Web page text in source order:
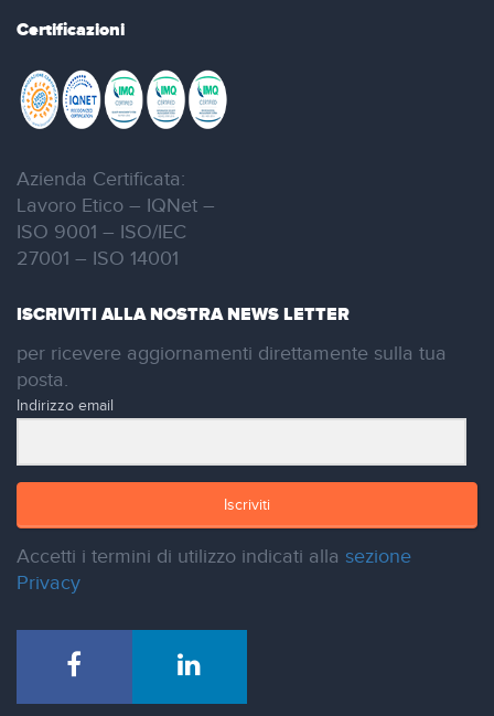
Certificazioni
Azienda Certificata:
Lavoro Etico – IQNet –
ISO 9001 – ISO/IEC
27001 – ISO 14001
ISCRIVITI ALLA NOSTRA NEWS LETTER
per ricevere aggiornamenti direttamente sulla tua
posta.
Indirizzo email
Iscriviti
Accetti i termini di utilizzo indicati alla sezione
Privacy